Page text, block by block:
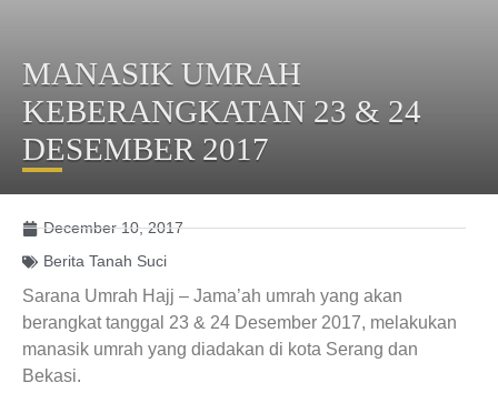
MANASIK UMRAH
KEBERANGKATAN 23 & 24
DESEMBER 2017
December 10, 2017
Berita Tanah Suci
Sarana Umrah Hajj – Jama’ah umrah yang akan
berangkat tanggal 23 & 24 Desember 2017, melakukan
manasik umrah yang diadakan di kota Serang dan
Bekasi.